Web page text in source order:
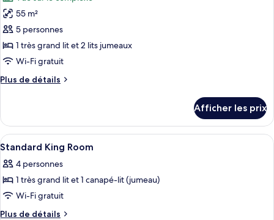
(Two
Queens)
Queens)
photos
pour
ce
type
chambre :
Early
Park
Admission*)
55 m²
5 personnes
1 très grand lit et 2 lits jumeaux
Wi-Fi gratuit
Plus de détails
Plus
Suite
(Includes
Early
Admission*)
Afficher les prix
Afficher
toutes
les
photos
pour
ce
Coffre-fort, bureau, fer et planche à
3
Standard King Room
4 personnes
1 très grand lit et 1 canapé-lit (jumeau)
Wi-Fi gratuit
Plus de détails
Plus